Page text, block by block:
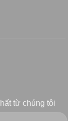
từ chúng tôi